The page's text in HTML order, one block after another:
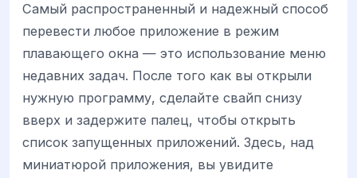
Самый распространенный и надежный способ
перевести любое приложение в режим
плавающего окна — это использование меню
недавних задач. После того как вы открыли
нужную программу, сделайте свайп снизу
вверх и задержите палец, чтобы открыть
список запущенных приложений. Здесь, над
миниатюрой приложения, вы увидите